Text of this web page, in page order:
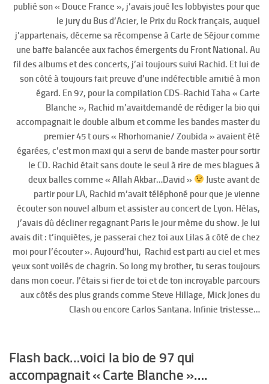
publié son « Douce France », j’avais joué les lobbyistes pour que
le jury du Bus d’Acier, le Prix du Rock français, auquel
j’appartenais, décerne sa récompense à Carte de Séjour comme
une baffe balancée aux fachos émergents du Front National. Au
fil des albums et des concerts, j’ai toujours suivi Rachid. Et lui de
son côté à toujours fait preuve d’une indéfectible amitié à mon
égard. En 97, pour la compilation CDS-Rachid Taha « Carte
Blanche », Rachid m’avaitdemandé de rédiger la bio qui
accompagnait le double album et comme les bandes master du
premier 45 t ours « Rhorhomanie/ Zoubida » avaient été
égarées, c’est mon maxi qui a servi de bande master pour sortir
le CD. Rachid était sans doute le seul à rire de mes blagues à
deux balles comme « Allah Akbar…David »
Juste avant de
partir pour LA, Rachid m’avait téléphoné pour que je vienne
écouter son nouvel album et assister au concert de Lyon. Hélas,
j’avais dû décliner regagnant Paris le jour même du show. Je lui
avais dit : t’inquiètes, je passerai chez toi aux Lilas à côté de chez
moi pour l’écouter ». Aujourd’hui, Rachid est parti au ciel et mes
yeux sont voilés de chagrin. So long my brother, tu seras toujours
dans mon coeur. J’étais si fier de toi et de ton incroyable parcours
aux côtés des plus grands comme Steve Hillage, Mick Jones du
Clash ou encore Carlos Santana. Infinie tristesse…
Flash back…voici la bio de 97 qui
accompagnait « Carte Blanche »….